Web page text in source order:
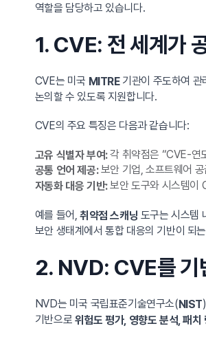
역할을 담당하고 있습니다.
1. CVE: 전 세계가
CVE는 미국 MITRE기관이 주도하여 관
논의할 수 있도록 지원합니다.
CVE의 주요 특징은 다음과 같습니다:
고유 식별자 부여:각 취약점은 “CVE-연
공통 언어 제공:보안 기업, 소프트웨어
자동화 대응 기반:보안 도구와 시스템이
예를 들어, 취약점 스캐닝 도구는 시스템
보안 생태계에서 통합 대응의 기반이 되는
2. NVD: CVE를 기
NVD는 미국 국립표준기술연구소( NIST
기반으로 위험도 평가, 영향도 분석, 패치